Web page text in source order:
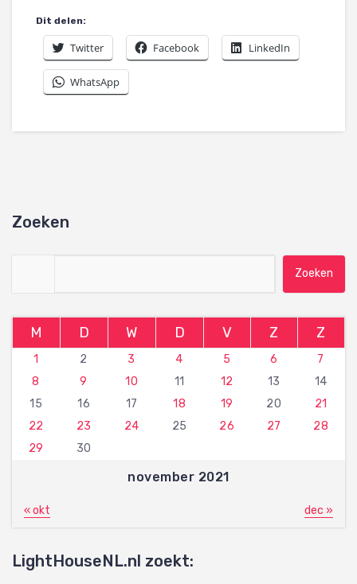
Dit delen:
Twitter Facebook LinkedIn
WhatsApp
Zoeken
november 2021
M D W D V Z Z
1 2 3 4 5 6
7
8
9 10 11 12 13
14
15
16 17 18 19 20
21
22
23 24 25 26 27
28
29
30
« okt dec »
LightHouseNL.nl zoekt: